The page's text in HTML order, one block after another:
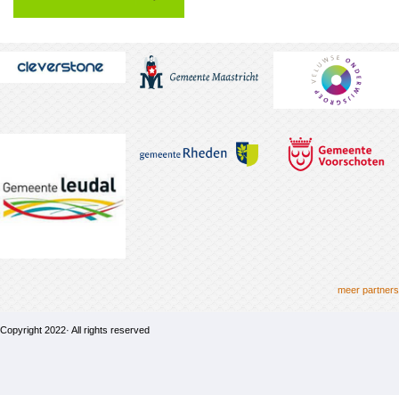
meer partners
Copyright 2022· All rights reserved